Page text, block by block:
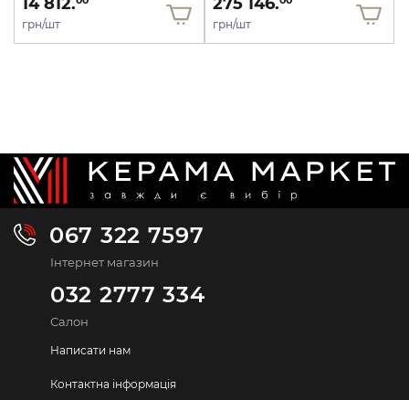
14 812.
грн/шт
275 146.
грн/шт
067 322 7597
Інтернет магазин
032 2777 334
Салон
Написати нам
Контактна інформація